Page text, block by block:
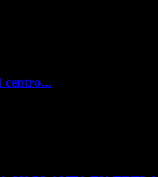
centro...